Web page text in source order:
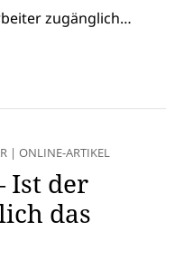
zugänglich…
| ONLINE-ARTIKEL
Ist der
das